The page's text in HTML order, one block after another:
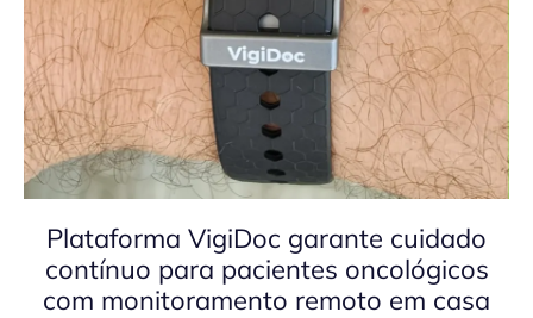
Plataforma VigiDoc garante cuidado
contínuo para pacientes oncológicos
com monitoramento remoto em casa